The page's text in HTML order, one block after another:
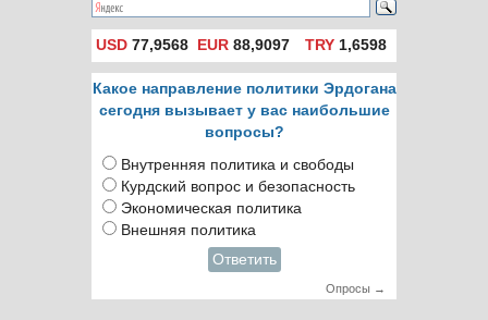
USD 77,9568 EUR 88,9097 TRY1,6598
Какое направление политики Эрдогана
сегодня вызывает у вас наибольшие
вопросы?
Внутренняя политика и свободы
Курдский вопрос и безопасность
Экономическая политика
Внешняя политика
Ответить
Опросы →